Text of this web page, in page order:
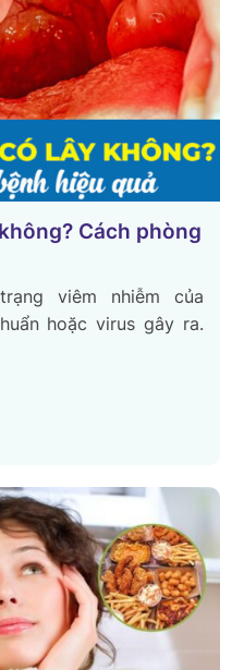
Cách phòng
viêm nhiễm của
hoặc virus gây ra.